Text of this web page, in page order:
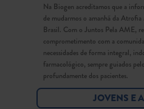
Na Biogen acreditamos que a
de mudarmos o amanhã da
Brasil. Com o Juntos Pela AME,
comprometimento com a
necessidades de forma integral,
farmacológico, sempre guiados
profundamente dos pacientes.
JOVENS E